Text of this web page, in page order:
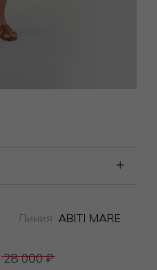
Линия: ABITI MARE
28 000₽